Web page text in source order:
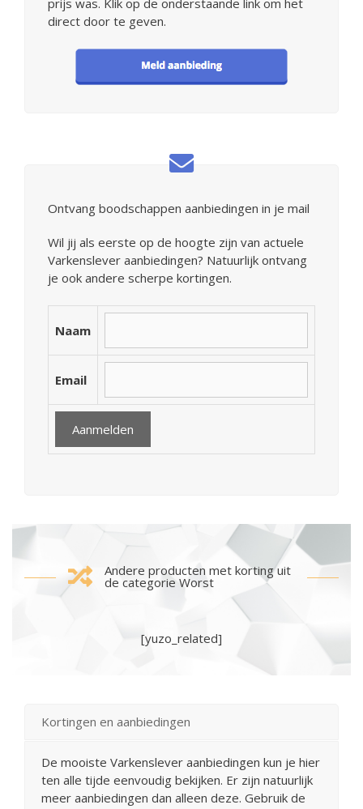
direct door te geven.
Ontvang boodschappen aanbiedingen in je mail
Wil jij als eerste op de hoogte zijn van actuele
Varkenslever aanbiedingen? Natuurlijk ontvang
je ook andere scherpe kortingen.
Naam
Email
Andere producten met korting uit
de categorie Worst
[yuzo_related]
Kortingen en aanbiedingen
De mooiste Varkenslever aanbiedingen kun je hier
ten alle tijde eenvoudig bekijken. Er zijn natuurlijk
meer aanbiedingen dan alleen deze. Gebruik de